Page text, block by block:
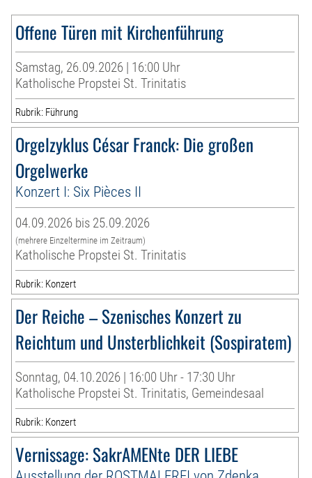
Offene Türen mit Kirchenführung
Samstag, 26.09.2026 | 16:00 Uhr
Katholische Propstei St. Trinitatis
Rubrik: Führung
Orgelzyklus César Franck: Die großen
Orgelwerke
Konzert I: Six Pièces II
04.09.2026 bis 25.09.2026
(mehrere Einzeltermine im Zeitraum)
Katholische Propstei St. Trinitatis
Rubrik: Konzert
Der Reiche – Szenisches Konzert zu
Reichtum und Unsterblichkeit (Sospiratem)
Sonntag, 04.10.2026 | 16:00 Uhr - 17:30 Uhr
Katholische Propstei St. Trinitatis, Gemeindesaal
Rubrik: Konzert
Vernissage: SakrAMENte DER LIEBE